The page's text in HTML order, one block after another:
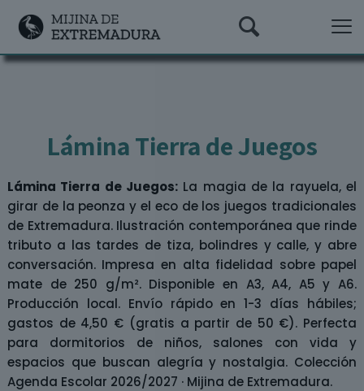
Lámina Tierra de Juegos
Lámina Tierra de Juegos:La magia de la rayuela, el
girar de la peonza y el eco de los juegos tradicionales
de Extremadura. Ilustración contemporánea que rinde
tributo a las tardes de tiza, bolindres y calle, y abre
conversación. Impresa en alta fidelidad sobre papel
mate de 250 g/m². Disponible en A3, A4, A5 y A6.
Producción local. Envío rápido en 1-3 días hábiles;
gastos de 4,50 € (gratis a partir de 50 €). Perfecta
para dormitorios de niños, salones con vida y
espacios que buscan alegría y nostalgia. Colección
Agenda Escolar 2026/2027 · Mijina de Extremadura.